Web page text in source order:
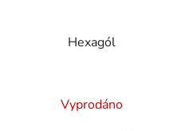
Hexagól
Vyprodáno